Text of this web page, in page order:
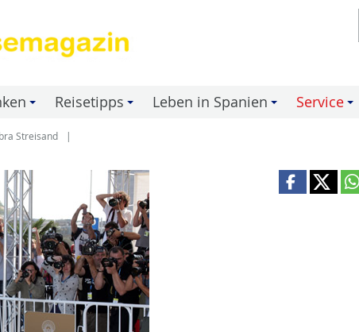
Reisetipps Leben in Spanien Service
Streisand